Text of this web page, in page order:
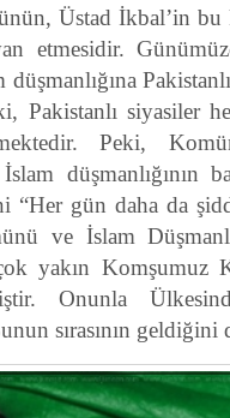
Üstad İkbal’in
etmesidir.
Pakistanlı siyasiler
Peki,
düşmanlığının
“Her gün daha da
ve İslam
yakın Komşumuz
Onunla
sırasının